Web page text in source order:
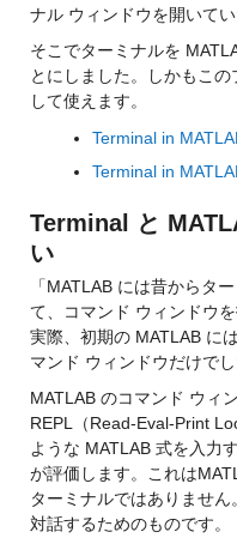
ナル ウィンドウを開いてい
そこでターミナルを
とにしました。しかもこ
して使えます。
Terminal in
Terminal in
Terminal と
い
「MATLAB には昔からタ
て、コマンド ウィンドウ
実際、初期の MATLAB に
マンド ウィンドウだけでし
MATLAB のコマンド ウィ
REPL（Read-Eval-Print
ような MATLAB 式を入力
が評価します。これは
ターミナルではありませ
対話するためのものです。